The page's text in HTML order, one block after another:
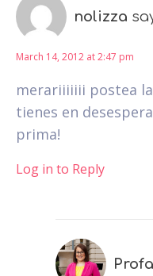
nolizza
March 14, 2012 at 2:47 pm
merariiiiiii postea
tienes en
prima!
Log in to Reply